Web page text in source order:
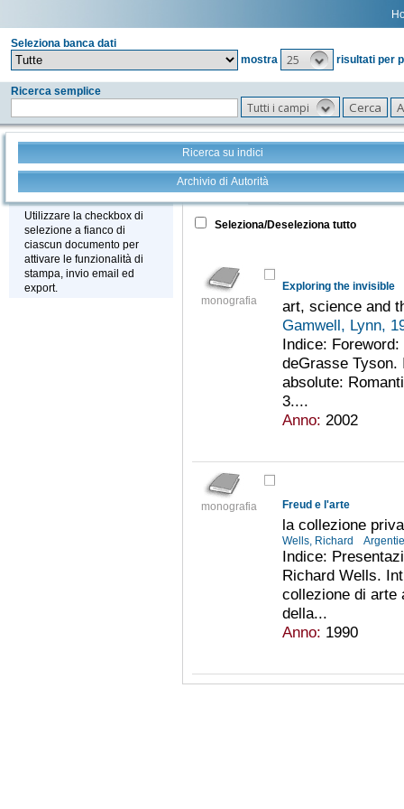
Seleziona banca dati
mostra
25 risultati per
Ricerca semplice
Tutti i campi
Ricerca su indici
Archivio di Autorità
Stampa - Email - Export
Utilizzare la checkbox di
selezione a fianco di
ciascun documento per
attivare le funzionalità di
stampa, invio email ed
export.
Tutto +
Seleziona/Deseleziona tutto
monografia
Exploring the invisible
art, science and
Gamwell, Lynn,
Indice:
deGrasse Tyson.
absolute:
3....
Anno: 2002
monografia Freud e l'arte
la collezione
Wells, Richard
Indice:
Richard Wells.
collezione di arte
della...
Anno: 1990